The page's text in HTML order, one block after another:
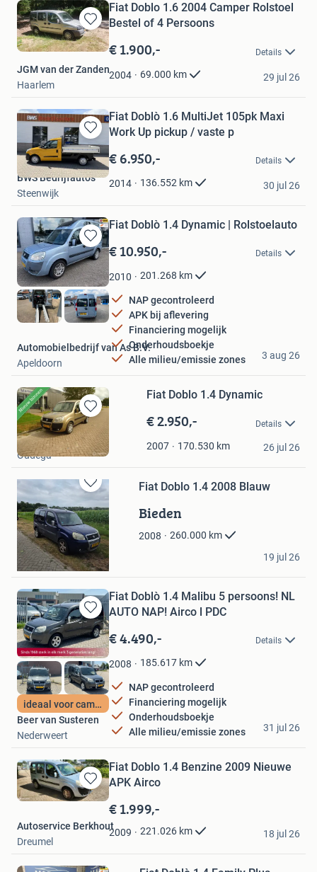
Bewaren
in
Favorieten
Fiat Doblo 1.6 2004 Camper Rolstoel
Bestel of 4 Persoons
€ 1.900,- Details
2004 69.000 km
JGM van der Zanden
Haarlem
29 jul 26
Bewaren
in
Mijn
Favorieten
Fiat Doblò 1.6 MultiJet 105pk Maxi
Work Up pickup / vaste p
€ 6.950,- Details
2014 136.552 km
BWS Bedrijfauto's
Steenwijk
30 jul 26
Bewaren
in
Mijn
Favorieten
Fiat Doblò 1.4 Dynamic | Rolstoelauto
€ 10.950,- Details
2010 201.268 km
NAP gecontroleerd
APK bij aflevering
Financiering mogelijk
Onderhoudsboekje
Alle milieu/emissie zones
Automobielbedrijf van As B.V.
Apeldoorn
3 aug 26
Bewaren
in
Mijn
Favorieten
Fiat Doblo 1.4 Dynamic
€ 2.950,- Details
2007 170.530 km
Autobedrijf Martens
Oudega
26 jul 26
Bewaren
in
Mijn
Favorieten
Fiat Doblo 1.4 2008 Blauw
Bieden
2008 260.000 km
marcel
Zwartemeer
19 jul 26
Bewaren
in
Mijn
Favorieten
ideaal voor camper
Fiat Doblò 1.4 Malibu 5 persoons! NL
AUTO NAP! Airco l PDC
€ 4.490,- Details
2008 185.617 km
NAP gecontroleerd
Financiering mogelijk
Onderhoudsboekje
Alle milieu/emissie zones
Beer van Susteren
Nederweert
31 jul 26
Bewaren
in
Favorieten
Fiat Doblo 1.4 Benzine 2009 Nieuwe
APK Airco
€ 1.999,-
2009 221.026 km
Autoservice Berkhout
Dreumel
18 jul 26